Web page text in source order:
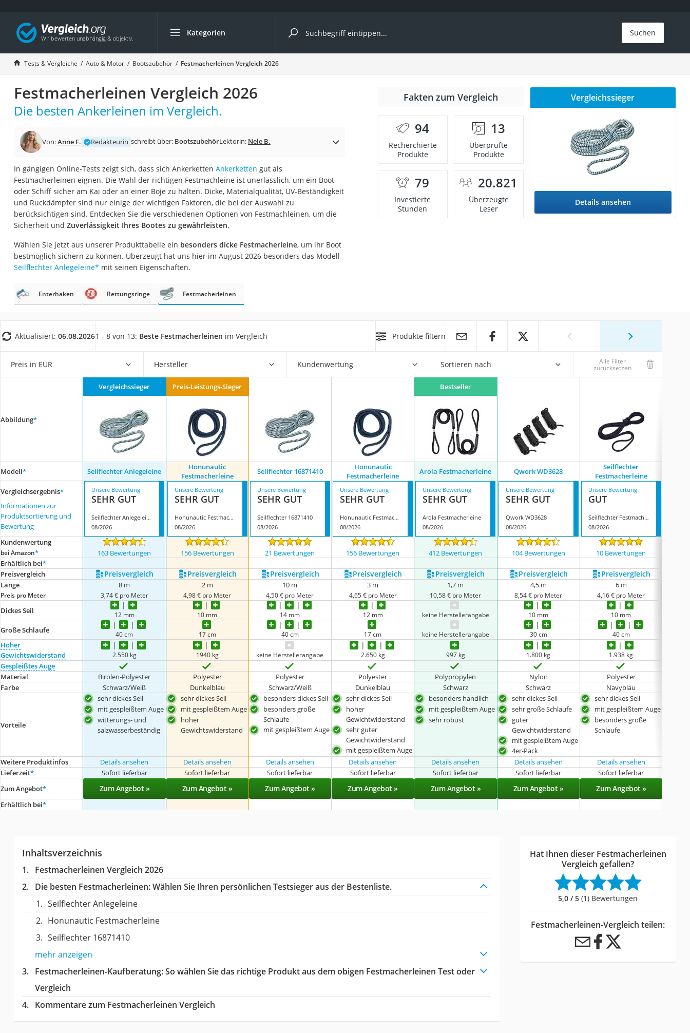
Kategorien
Die beliebtesten Vergleiche nach Kategorie
Auto & Motor
Fahrradträger-Anhängerkupplung (4 Fahrräder)
Fahrradträger
Fahrradträger (Anhängerkupplung)
Fahrradträger 3 Fahrräder
Benzinkanister (20 l)
Fahrradträger E-Bike
Benzinkanister
Marderschreck
Wagenheber 3t
Thule-Fahrradträger
FM-Transmitter
Sommerreifen 205/55 R16
Autobatterie-Ladegerät
Alkoholtester
Diesel-Additiv
Wagenheber
Suchen
Tests & Vergleiche Auto & Motor Bootszubehör Festmacherleinen Vergleich 2026
Festmacherleinen Vergleich 2026
Die besten Ankerleinen im Vergleich.
Von:Anne F. Redakteurin schreibt über: BootszubehörLektorin: Nele B.
In gängigen Online-Tests zeigt sich, dass sich Ankerketten Ankerketten gut als
Festmacherleinen eignen. Die Wahl der richtigen Festmachleine ist unerlässlich, um ein Boot
oder Schiff sicher am Kai oder an einer Boje zu halten. Dicke, Materialqualität, UV-Beständigkeit
und Ruckdämpfer sind nur einige der wichtigen Faktoren, die bei der Auswahl zu
berücksichtigen sind. Entdecken Sie die verschiedenen Optionen von Festmachleinen, um die
Sicherheit und Zuverlässigkeit Ihres Bootes zu gewährleisten.
Wählen Sie jetzt aus unserer Produkttabelle ein besonders dicke Festmacherleine, um ihr Boot
bestmöglich sichern zu können. Überzeugt hat uns hier im August 2026 besonders das Modell
Seilflechter Anlegeleine* mit seinen Eigenschaften.
Fakten zum Vergleich
94
Recherchierte
Produkte
13
Überprüfte
Produkte
79
Investierte
Stunden
20.821
Überzeugte
Leser
Vergleichssieger
Details ansehen
Enterhaken Rettungsringe Festmacherleinen
Aktualisiert: 06.08.20261 - 8 von 13: Beste Festmacherleinen im Vergleich Produkte filtern
Preis in EUR Hersteller Kundenwertung Sortieren nach Alle Filter
zurücksetzen
Abbildung*
Vergleichssieger Preis-Leistungs-Sieger Bestseller
Modell* Seilflechter Anlegeleine
‎Honunautic
Festmacherleine
‎Seilflechter ‎16871410
Honunautic
Festmacherleine
Arola Festmacherleine Qwork ‎WD3628
Seilflechter
Festmacherleine
Vergleichsergebnis*
Informationen zur
Produktsortierung und
Bewertung
Unsere Bewertung
SEHR GUT
Seilflechter Anlegeleine
08/2026
Unsere Bewertung
SEHR GUT
‎Honunautic Festmacherleine
08/2026
Unsere Bewertung
SEHR GUT
‎Seilflechter ‎16871410
08/2026
Unsere Bewertung
SEHR GUT
Honunautic Festmacherleine
08/2026
Unsere Bewertung
SEHR GUT
Arola Festmacherleine
08/2026
Unsere Bewertung
SEHR GUT
Qwork ‎WD3628
08/2026
Unsere Bewertung
GUT
Seilflechter Festmacherleine
08/2026
Kundenwertung
bei Amazon* 163 Bewertungen 156 Bewertungen 21 Bewertungen 156 Bewertungen 412 Bewertungen 104 Bewertungen 10 Bewertungen
Erhältlich bei*
Preis­vergleich
Preis­vergleich Preis­vergleich Preis­vergleich Preis­vergleich Preis­vergleich Preis­vergleich Preis­vergleich
Länge
Preis pro Meter
8 m
3,74 € pro Meter
2 m
4,98 € pro Meter
10 m
4,50 € pro Meter
3 m
4,65 € pro Meter
1,7 m
10,58 € pro Meter
4,5 m
8,54 € pro Meter
6 m
4,16 € pro Meter
Dickes Seil 12 mm 10 mm 14 mm 12 mm keine Herstellerangabe 10 mm 10 mm
Große Schlaufe 40 cm 17 cm 40 cm 17 cm keine Herstellerangabe 30 cm 40 cm
Hoher
Gewichtswiderstand
2.550 kg 1940 kg keine Herstellerangabe 2.650 kg 997 kg 1.800 kg 1.938 kg
Gespleißtes Auge
Material
Birolen-Polyester Polyester Polyester Polyester Polypropylen Nylon
Polyester
Farbe
Schwarz/Weiß Dunkelblau Schwarz/Weiß Dunkelblau Schwarz Schwarz Navyblau
Vorteile
sehr dickes Seil
mit gespleißtem Auge
witterungs- und
salzwasserbeständig
sehr dickes Seil
mit gespleißtem Auge
hoher
Gewichtswiderstand
besonders dickes Seil
besonders große
Schlaufe
mit gespleißtem Auge
sehr dickes Seil
hoher
Gewichtwiderstand
sehr guter
Gewichtwiderstand
mit gespleißtem Auge
besonders handlich
mit gespleißtem Auge
sehr robust
sehr dickes Seil
sehr große Schlaufe
guter
Gewichtwiderstand
mit gespleißtem Auge
4er-Pack
sehr dickes Seil
mit gespleißtem Auge
besonders große
Schlaufe
Weitere Produktinfos Details ansehen Details ansehen Details ansehen Details ansehen Details ansehen Details ansehen
Details ansehen
Lieferzeit* Sofort lieferbar Sofort lieferbar Sofort lieferbar Sofort lieferbar Sofort lieferbar Sofort lieferbar Sofort lieferbar
Zum Angebot* Zum Angebot » Zum Angebot » Zum Angebot » Zum Angebot » Zum Angebot » Zum Angebot » Zum Angebot »
Erhältlich bei*
Inhaltsverzeichnis
Festmacherleinen Vergleich 2026
Die besten Festmacherleinen:Wählen Sie Ihren persönlichen Testsieger aus der Bestenliste.
Seilflechter Anlegeleine
‎Honunautic Festmacherleine
‎Seilflechter ‎16871410
mehr anzeigen
Festmacherleinen-Kaufberatung: So wählen Sie das richtige Produkt aus dem obigen Festmacherleinen Test oder
Vergleich
Kommentare zum Festmacherleinen Vergleich
Hat Ihnen dieser Festmacherleinen
Vergleich gefallen?
5,0 / 5 (1) Bewertungen
Festmacherleinen-Vergleich teilen: